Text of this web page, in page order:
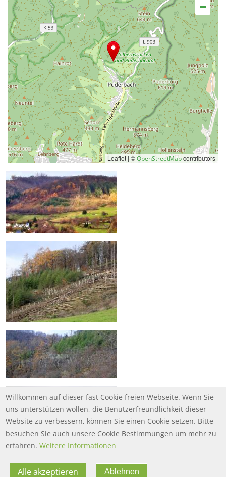
−
Leaflet | ©OpenStreetMapcontributors
Willkommen auf dieser fast Cookie freien Webseite. Wenn Sie
uns unterstützen wollen, die Benutzerfreundlichkeit dieser
Website zu verbessern, können Sie einen Cookie setzen. Bitte
besuchen Sie auch unsere Cookie Bestimmungen um mehr zu
erfahren. Weitere Informationen
Alle akzeptieren Ablehnen